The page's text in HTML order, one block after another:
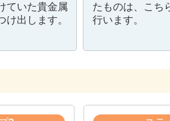
ていた貴金属
け出します。
たものは、こち
行います。